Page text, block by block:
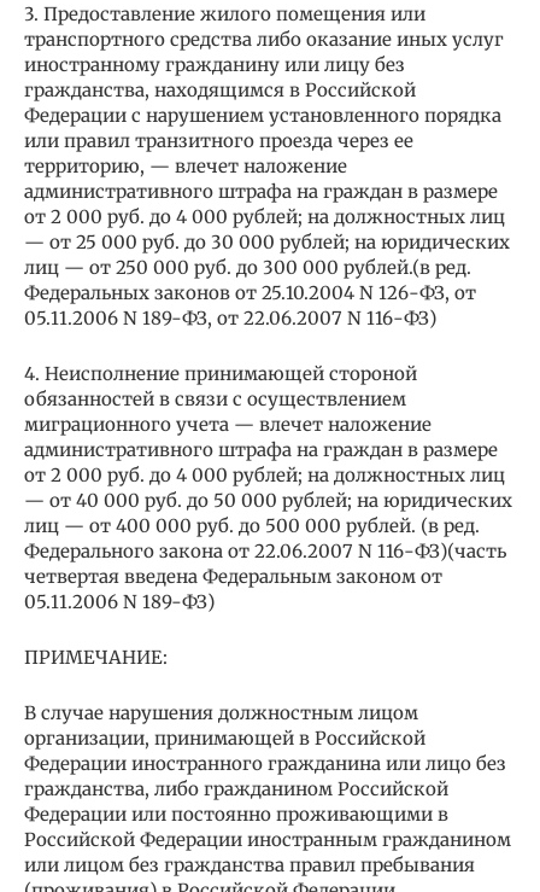
3. Предоставление жилого помещения или
транспортного средства либо оказание иных услуг
иностранному гражданину или лицу без
гражданства, находящимся в Российской
Федерации с нарушением установленного порядка
или правил транзитного проезда через ее
территорию, — влечет наложение
административного штрафа на граждан в размере
от 2 000 руб. до 4 000 рублей; на должностных лиц
— от 25 000 руб. до 30 000 рублей; на юридических
лиц — от 250 000 руб. до 300 000 рублей.(в ред.
Федеральных законов от 25.10.2004 N 126-ФЗ, от
05.11.2006 N 189-ФЗ, от 22.06.2007 N 116-ФЗ)
4. Неисполнение принимающей стороной
обязанностей в связи с осуществлением
миграционного учета — влечет наложение
административного штрафа на граждан в размере
от 2 000 руб. до 4 000 рублей; на должностных лиц
— от 40 000 руб. до 50 000 рублей; на юридических
лиц — от 400 000 руб. до 500 000 рублей. (в ред.
Федерального закона от 22.06.2007 N 116-ФЗ)(часть
четвертая введена Федеральным законом от
05.11.2006 N 189-ФЗ)
ПРИМЕЧАНИЕ:
В случае нарушения должностным лицом
организации, принимающей в Российской
Федерации иностранного гражданина или лицо без
гражданства, либо гражданином Российской
Федерации или постоянно проживающими в
Российской Федерации иностранным гражданином
или лицом без гражданства правил пребывания